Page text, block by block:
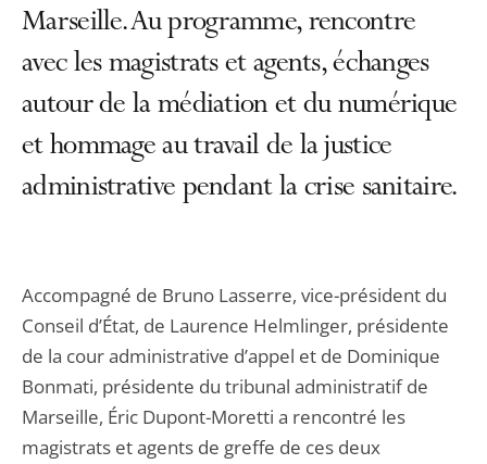
Marseille. Au programme, rencontre
avec les magistrats et agents, échanges
autour de la médiation et du numérique
et hommage au travail de la justice
administrative pendant la crise sanitaire.
Accompagné de Bruno Lasserre, vice-président du
Conseil d’État, de Laurence Helmlinger, présidente
de la cour administrative d’appel et de Dominique
Bonmati, présidente du tribunal administratif de
Marseille, Éric Dupont-Moretti a rencontré les
magistrats et agents de greffe de ces deux